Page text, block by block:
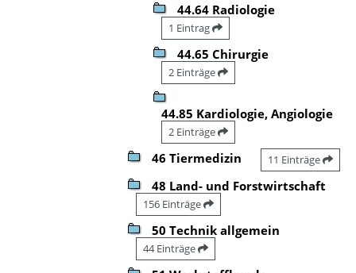
44.64 Radiologie
1 Eintrag
44.65 Chirurgie
2 Einträge
44.85 Kardiologie, Angiologie
2 Einträge
46 Tiermedizin 11 Einträge
48 Land- und Forstwirtschaft
156 Einträge
50 Technik allgemein
44 Einträge